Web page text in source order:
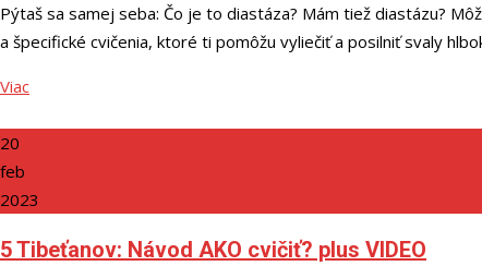
Pýtaš sa samej seba: Čo je to diastáza? Mám tiež diastázu?
a špecifické cvičenia, ktoré ti pomôžu vyliečiť a posilniť svaly
Viac
20
feb
2023
5 Tibeťanov: Návod AKO cvičiť? plus VIDEO